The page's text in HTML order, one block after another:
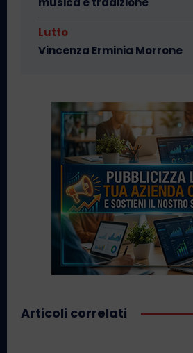
Lutto
Vincenza Erminia Morrone
Articoli correlati